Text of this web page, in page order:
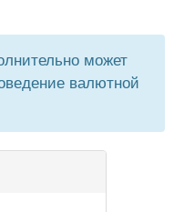
может
валютной